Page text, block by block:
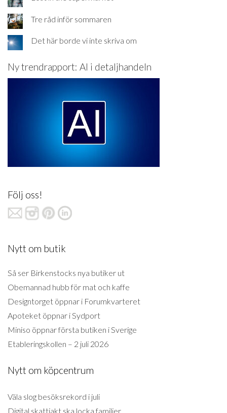
Tre råd inför sommaren
Det här borde vi inte skriva om
Ny trendrapport: AI i detaljhandeln
Följ oss!
Nytt om butik
Så ser Birkenstocks nya butiker ut
Obemannad hubb för mat och kaffe
Designtorget öppnar i Forumkvarteret
Apoteket öppnar i Sydport
Miniso öppnar första butiken i Sverige
Etableringskollen – 2 juli 2026
Nytt om köpcentrum
Väla slog besöksrekord i juli
Digital skattjakt ska locka familjer